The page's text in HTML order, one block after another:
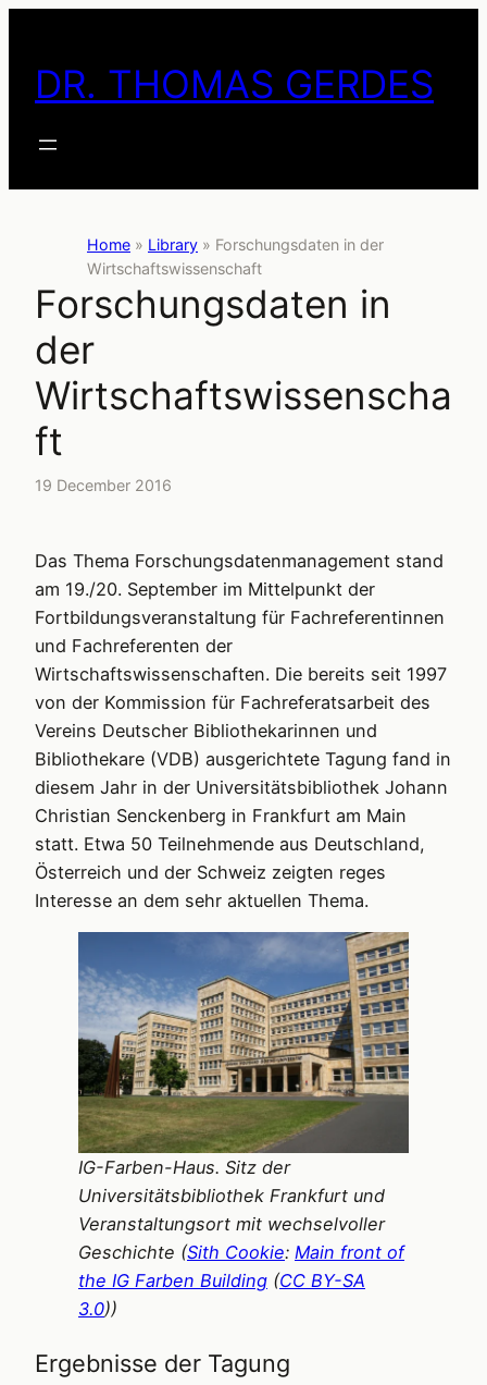
content
DR. THOMAS GERDES
Home » Library » Forschungsdaten in der
Wirtschaftswissenschaft
Forschungsdaten in
der
Wirtschaftswissenscha
ft
19 December 2016
Das Thema Forschungsdatenmanagement stand
am 19./20. September im Mittelpunkt der
Fortbildungsveranstaltung für Fachreferentinnen
und Fachreferenten der
Wirtschaftswissenschaften. Die bereits seit 1997
von der Kommission für Fachreferatsarbeit des
Vereins Deutscher Bibliothekarinnen und
Bibliothekare (VDB) ausgerichtete Tagung fand in
diesem Jahr in der Universitätsbibliothek Johann
Christian Senckenberg in Frankfurt am Main
statt. Etwa 50 Teilnehmende aus Deutschland,
Österreich und der Schweiz zeigten reges
Interesse an dem sehr aktuellen Thema.
IG-Farben-Haus. Sitz der
Universitätsbibliothek Frankfurt und
Veranstaltungsort mit wechselvoller
Geschichte (Sith Cookie: Main front of
the IG Farben Building (CC BY-SA
3.0))
Ergebnisse der Tagung